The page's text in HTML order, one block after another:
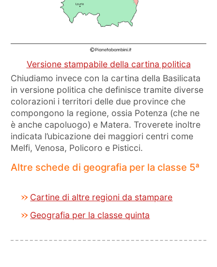
Versione stampabile della cartina politica
Chiudiamo invece con la cartina della Basilicata
in versione politica che definisce tramite diverse
colorazioni i territori delle due province che
compongono la regione, ossia Potenza (che ne
è anche capoluogo) e Matera. Troverete inoltre
indicata l’ubicazione dei maggiori centri come
Melfi, Venosa, Policoro e Pisticci.
Altre schede di geografia per la classe 5ª
Cartine di altre regioni da stampare
Geografia per la classe quinta